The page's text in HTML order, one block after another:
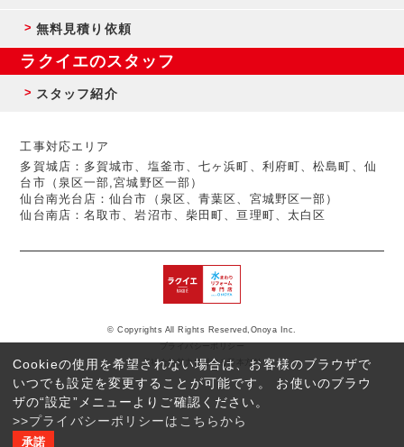
Cookieの使用を希望されない場合は、お客様のブラウザで
いつでも設定を変更することが可能です。 お使いのブラウ
ザの“設定”メニューよりご確認ください。
>>プライバシーポリシーはこちらから
承諾
反社会的勢力に対する基本方針
© Copyrights All Rights Reserved,Onoya Inc.
無料見積り依頼
ラクイエのスタッフ
スタッフ紹介
工事対応エリア
多賀城店：多賀城市、塩釜市、七ヶ浜町、利府町、松島町、仙
台市（泉区一部,宮城野区一部）
仙台南光台店：仙台市（泉区、青葉区、宮城野区一部）
仙台南店：名取市、岩沼市、柴田町、亘理町、太白区